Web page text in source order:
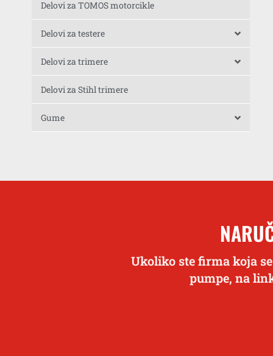
Delovi za TOMOS motorcikle
Delovi za testere
Delovi za trimere
Delovi za Stihl trimere
Gume
Ukoliko ste firma koja
pumpe, na